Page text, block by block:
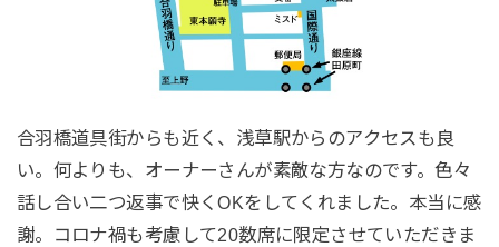
合羽橋道具街からも近く、浅草駅からのアクセスも良
い。何よりも、オーナーさんが素敵な方なのです。色々
話し合い二つ返事で快くOKをしてくれました。本当に感
謝。コロナ禍も考慮して20数席に限定させていただきま